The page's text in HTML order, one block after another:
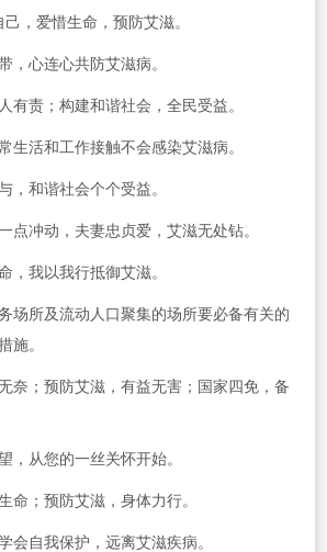
，爱惜生命，预防艾滋。
，心连心共防艾滋病。
有责；构建和谐社会，全民受益。
生活和工作接触不会感染艾滋病。
，和谐社会个个受益。
点冲动，夫妻忠贞爱，艾滋无处钻。
，我以我行抵御艾滋。
场所及流动人口聚集的场所要必备有关的
施。
奈；预防艾滋，有益无害；国家四免，备
，从您的一丝关怀开始。
命；预防艾滋，身体力行。
会自我保护，远离艾滋疾病。